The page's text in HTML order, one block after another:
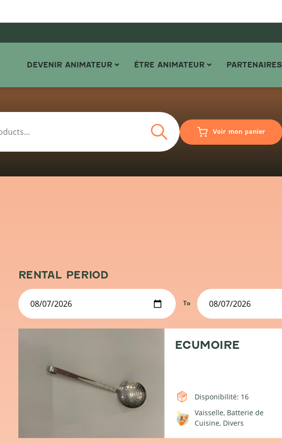
DEVENIR ANIMATEUR ÊTRE ANIMATEUR PARTENAIRES
Search Voir mon panier
RENTAL PERIOD
To
ECUMOIRE
Disponibilité: 16
Vaisselle Batterie de
Cuisine Divers